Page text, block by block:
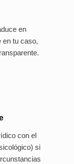
en
en tu caso,
con el
si